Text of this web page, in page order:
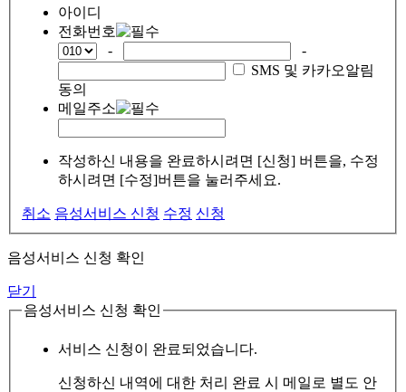
아이디
전화번호
-
-
SMS 및 카카오알림
동의
메일주소
작성하신 내용을 완료하시려면 [신청] 버튼을, 수정
하시려면 [수정]버튼을 눌러주세요.
취소 음성서비스 신청 수정 신청
음성서비스 신청 확인
닫기
음성서비스 신청 확인
서비스 신청이 완료되었습니다.
신청하신 내역에 대한 처리 완료 시 메일로 별도 안